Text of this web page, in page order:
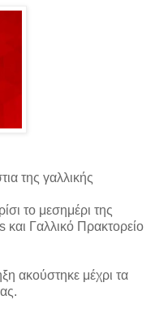
της γαλλικής
το μεσημέρι της
και Γαλλικό Πρακτορείο
ακούστηκε μέχρι τα